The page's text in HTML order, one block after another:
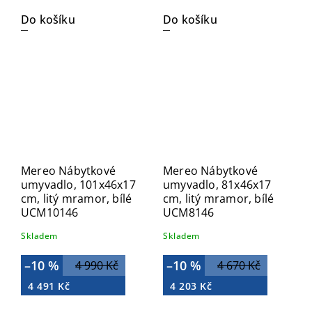
Do košíku Do košíku
Mereo Nábytkové
umyvadlo, 101x46x17
cm, litý mramor, bílé
UCM10146
Skladem
4 990 Kč
–10 %
4 491 Kč
Mereo Nábytkové
umyvadlo, 81x46x17
cm, litý mramor, bílé
UCM8146
Skladem
4 670 Kč
–10 %
4 203 Kč